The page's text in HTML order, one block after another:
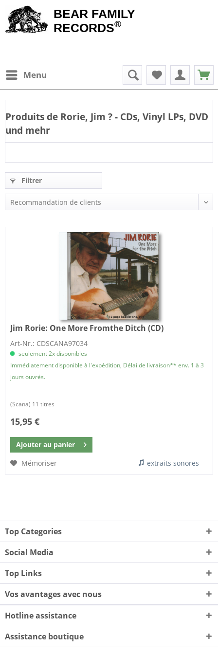
BEAR FAMILY
RECORDS®
Menu
Produits de Rorie, Jim ? - CDs, Vinyl LPs, DVD
und mehr
Filtrer
Jim Rorie: One More Fromthe Ditch (CD)
Art-Nr.: CDSCANA97034
seulement 2x disponibles
Immédiatement disponible à l'expédition, Délai de livraison** env. 1 à 3
jours ouvrés.
(Scana) 11 titres
15,95 €
Ajouter au panier
Mémoriser
extraits sonores
Top Categories
Social Media
Top Links
Vos avantages avec nous
Hotline assistance
Assistance boutique